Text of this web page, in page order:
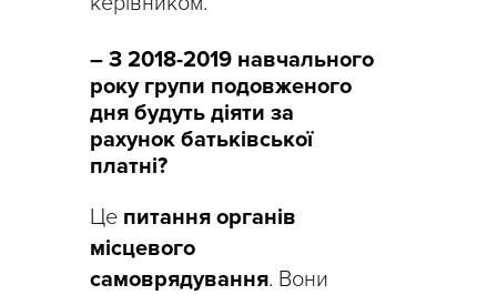
– З 2018-2019 навчального
року групи подовженого
дня будуть діяти за
рахунок батьківської
платні?
Це питання органів
місцевого
самоврядування. Вони